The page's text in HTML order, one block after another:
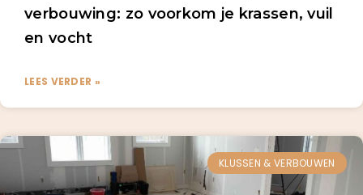
verbouwing: zo voorkom je krassen, vuil
en vocht
LEES VERDER »
KLUSSEN & VERBOUWEN